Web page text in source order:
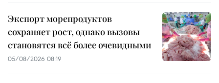
Экспорт морепродуктов
сохраняет рост, однако вызовы
становятся всё более очевидными
05/08/2026 08:19